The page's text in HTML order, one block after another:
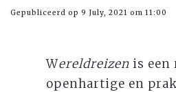
Gepubliceerd op 9 July, 2021 om 11:00
Wereldreizenis een
openhartige en